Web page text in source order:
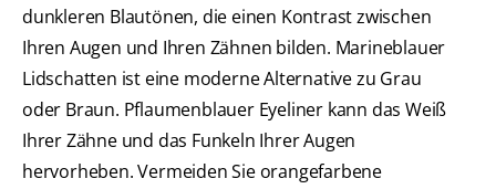
dunkleren Blautönen, die einen Kontrast zwischen
Ihren Augen und Ihren Zähnen bilden. Marineblauer
Lidschatten ist eine moderne Alternative zu Grau
oder Braun. Pflaumenblauer Eyeliner kann das Weiß
Ihrer Zähne und das Funkeln Ihrer Augen
hervorheben. Vermeiden Sie orangefarbene